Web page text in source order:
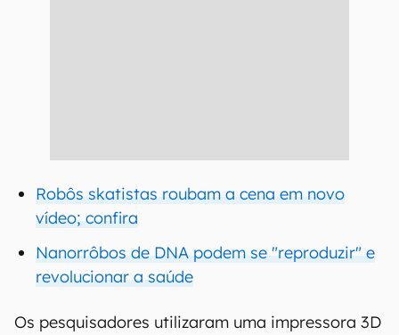
Robôs skatistas roubam a cena em novo
vídeo; confira
Nanorrôbos de DNA podem se "reproduzir" e
revolucionar a saúde
Os pesquisadores utilizaram uma impressora 3D